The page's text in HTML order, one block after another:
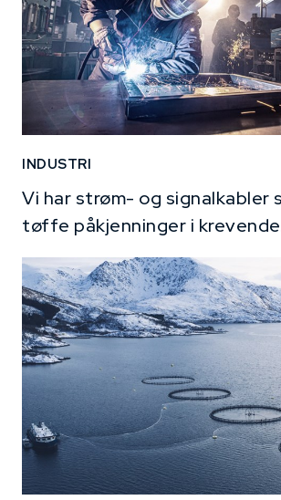
INDUSTRI
Vi har strøm- og signalkabler
tøffe påkjenninger i